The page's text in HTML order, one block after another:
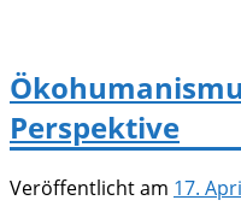
Perspektive
Veröffentlicht am 17.